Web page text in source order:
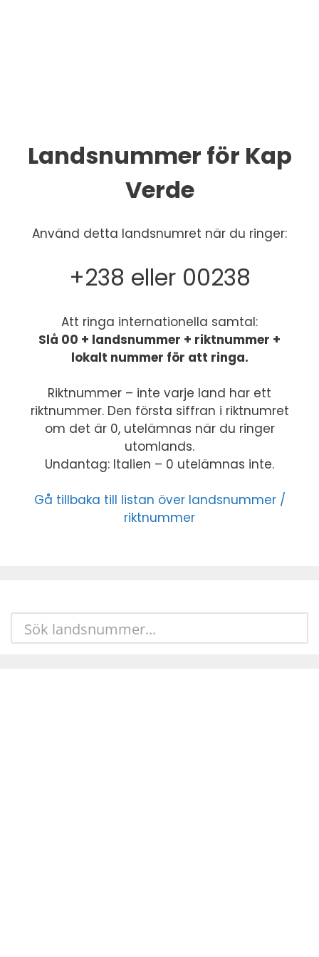
Landsnummer för Kap
Verde
Använd detta landsnumret när du ringer:
+238 eller 00238
Att ringa internationella samtal:
Slå 00 + landsnummer + riktnummer +
lokalt nummer för att ringa.
Riktnummer – inte varje land har ett
riktnummer. Den första siffran i riktnumret
om det är 0, utelämnas när du ringer
utomlands.
Undantag: Italien – 0 utelämnas inte.
Gå tillbaka till listan över landsnummer /
riktnummer